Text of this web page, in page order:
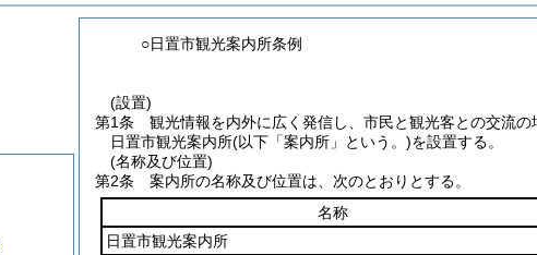
○日置市観光案内所条例
(設置)
第1条
観光情報を内外に広く発信し、市民と観光客との交流
日置市観光案内所(以下「案内所」という。)を設置する。
(名称及び位置)
第2条
案内所の名称及び位置は、次のとおりとする。
名称
日置市観光案内所